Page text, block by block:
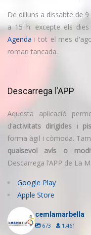
De dilluns a dissabte de
a 15 h. excepte els
Agenda i tot el mes
roman tancada.
Descarrega l'APP
Aquesta aplicació
d’activitats dirigides i
forma àgil i còmoda.
qualsevol avís o
Descarrega l’APP de La
Google Play
Apple Store
cemlamarbella
673 1.461